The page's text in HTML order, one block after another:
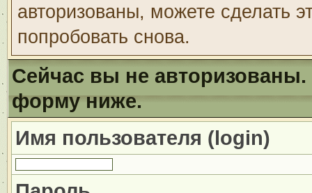
авторизованы, можете сделать
попробовать снова.
Сейчас вы не авторизованы.
форму ниже.
Имя пользователя (login)